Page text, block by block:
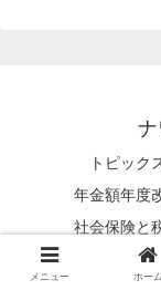
トピック
年金額年度
社会保険と
年金を増や
メニュー ホーム